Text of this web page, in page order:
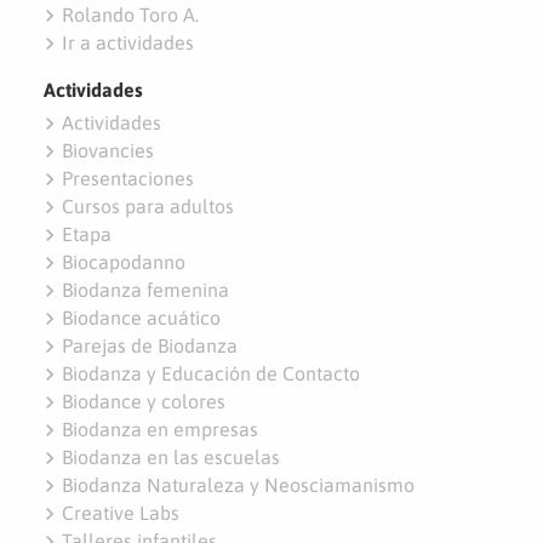
navigate_next Rolando Toro A.
navigate_next Ir a actividades
Actividades
navigate_next Actividades
navigate_next Biovancies
navigate_next Presentaciones
navigate_next Cursos para adultos
navigate_next Etapa
navigate_next Biocapodanno
navigate_next Biodanza femenina
navigate_next Biodance acuático
navigate_next Parejas de Biodanza
navigate_next Biodanza y Educación de Contacto
navigate_next Biodance y colores
navigate_next Biodanza en empresas
navigate_next Biodanza en las escuelas
navigate_next Biodanza Naturaleza y Neosciamanismo
navigate_next Creative Labs